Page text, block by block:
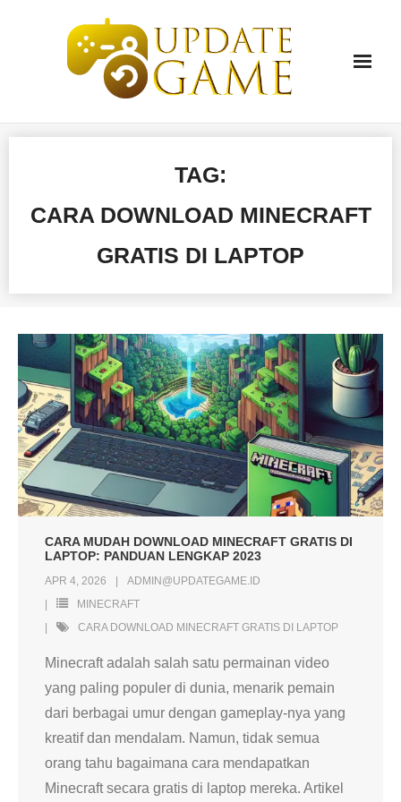
TAG:
CARA DOWNLOAD MINECRAFT
GRATIS DI LAPTOP
CARA MUDAH DOWNLOAD MINECRAFT GRATIS DI
LAPTOP: PANDUAN LENGKAP 2023
APR 4, 2026
ADMIN@UPDATEGAME.ID
MINECRAFT
CARA DOWNLOAD MINECRAFT GRATIS DI LAPTOP
Minecraft adalah salah satu permainan video
yang paling populer di dunia, menarik pemain
dari berbagai umur dengan gameplay-nya yang
kreatif dan mendalam. Namun, tidak semua
orang tahu bagaimana cara mendapatkan
Minecraft secara gratis di laptop mereka. Artikel